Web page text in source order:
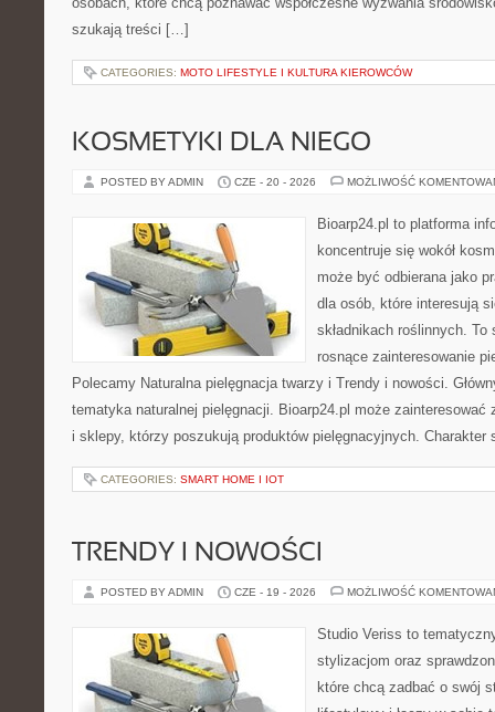
szukają treści […]
CATEGORIES: MOTO LIFESTYLE I KULTURA KIEROWCÓW
KOSMETYKI DLA NIEGO
POSTED BY ADMIN CZE - 20 - 2026 MOŻLIWOŚĆ
Bioarp24.pl to platforma
koncentruje się wokół
może być odbierana jako
dla osób, które interesują
składnikach roślinnych.
rosnące zainteresowanie
Polecamy Naturalna pielęgnacja twarzy i Trendy i nowości.
tematyka naturalnej pielęgnacji. Bioarp24.pl może zainteresować
i sklepy, którzy poszukują produktów pielęgnacyjnych.
CATEGORIES: SMART HOME I IOT
TRENDY I NOWOŚCI
POSTED BY ADMIN CZE - 19 - 2026 MOŻLIWOŚĆ
Studio Veriss to
stylizacjom oraz
które chcą zadbać o swój